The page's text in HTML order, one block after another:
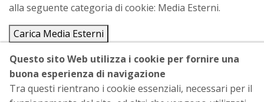
alla seguente categoria di cookie: Media Esterni.
Carica Media Esterni
Mostra percorso
Questo sito Web utilizza i cookie per fornire una
buona esperienza di navigazione
Tra questi rientrano i cookie essenziali, necessari per il